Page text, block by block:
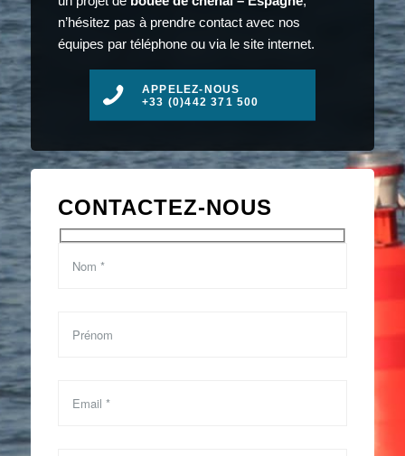
n’hésitez pas à prendre contact avec nos
équipes par téléphone ou via le site internet.
APPELEZ-NOUS
+33 (0)442 371 500
CONTACTEZ-NOUS